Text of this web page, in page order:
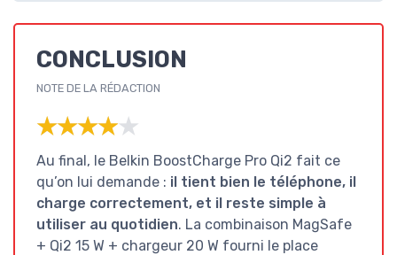
CONCLUSION
NOTE DE LA RÉDACTION
★★★★★
★★★★★
Au final, le Belkin BoostCharge Pro Qi2 fait ce
qu’on lui demande : il tient bien le téléphone, il
charge correctement, et il reste simple à
utiliser au quotidien. La combinaison MagSafe
+ Qi2 15 W + chargeur 20 W fourni le place